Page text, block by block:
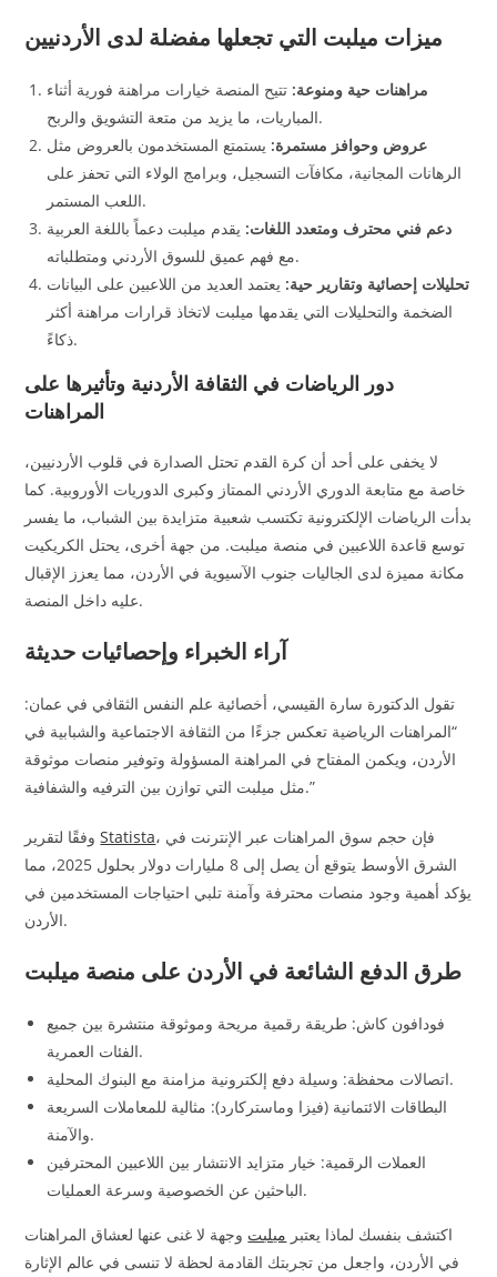
ميزات ميلبت التي تجعلها مفضلة لدى الأردنيين
مراهنات حية ومنوعة: تتيح المنصة خيارات مراهنة فورية أثناء
المباريات، ما يزيد من متعة التشويق والربح.
عروض وحوافز مستمرة: يستمتع المستخدمون بالعروض مثل
الرهانات المجانية، مكافآت التسجيل، وبرامج الولاء التي تحفز على
اللعب المستمر.
دعم فني محترف ومتعدد اللغات: يقدم ميلبت دعماً باللغة العربية
مع فهم عميق للسوق الأردني ومتطلباته.
تحليلات إحصائية وتقارير حية: يعتمد العديد من اللاعبين على البيانات
الضخمة والتحليلات التي يقدمها ميلبت لاتخاذ قرارات مراهنة أكثر
ذكاءً.
دور الرياضات في الثقافة الأردنية وتأثيرها على
المراهنات
لا يخفى على أحد أن كرة القدم تحتل الصدارة في قلوب الأردنيين،
خاصة مع متابعة الدوري الأردني الممتاز وكبرى الدوريات الأوروبية. كما
بدأت الرياضات الإلكترونية تكتسب شعبية متزايدة بين الشباب، ما يفسر
توسع قاعدة اللاعبين في منصة ميلبت. من جهة أخرى، يحتل الكريكيت
مكانة مميزة لدى الجاليات جنوب الآسيوية في الأردن، مما يعزز الإقبال
عليه داخل المنصة.
آراء الخبراء وإحصائيات حديثة
تقول الدكتورة سارة القيسي، أخصائية علم النفس الثقافي في عمان:
“المراهنات الرياضية تعكس جزءًا من الثقافة الاجتماعية والشبابية في
الأردن، ويكمن المفتاح في المراهنة المسؤولة وتوفير منصات موثوقة
مثل ميلبت التي توازن بين الترفيه والشفافية.”
وفقًا لتقريرStatista، فإن حجم سوق المراهنات عبر الإنترنت في
الشرق الأوسط يتوقع أن يصل إلى 8 مليارات دولار بحلول 2025، مما
يؤكد أهمية وجود منصات محترفة وآمنة تلبي احتياجات المستخدمين في
الأردن.
طرق الدفع الشائعة في الأردن على منصة ميلبت
فودافون كاش: طريقة رقمية مريحة وموثوقة منتشرة بين جميع
الفئات العمرية.
اتصالات محفظة: وسيلة دفع إلكترونية مزامنة مع البنوك المحلية.
البطاقات الائتمانية (فيزا وماستركارد): مثالية للمعاملات السريعة
والآمنة.
العملات الرقمية: خيار متزايد الانتشار بين اللاعبين المحترفين
الباحثين عن الخصوصية وسرعة العمليات.
اكتشف بنفسك لماذا يعتبر ميلبت وجهة لا غنى عنها لعشاق المراهنات
في الأردن، واجعل من تجربتك القادمة لحظة لا تنسى في عالم الإثارة